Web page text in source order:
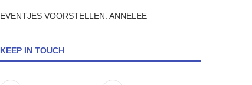
EVENTJES VOORSTELLEN: ANNELEE
KEEP IN TOUCH